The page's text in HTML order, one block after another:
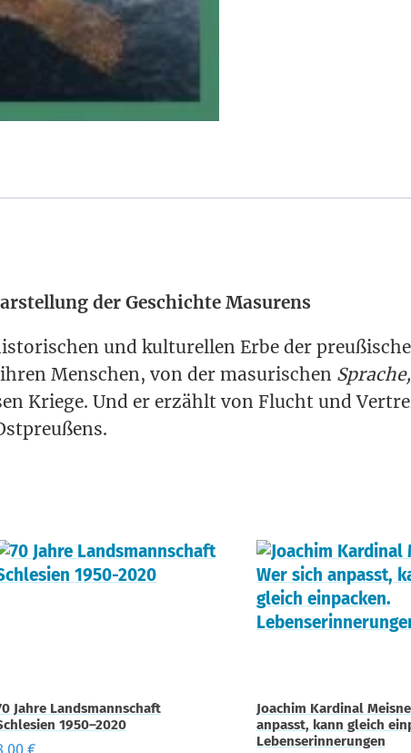
der Geschich­te Masurens
und kul­tu­rel­len Erbe der
Men­schen, von der masu­ri­schen Spra­che,
Krie­ge. Und er erzählt von Flucht und
Jahre Landsmannschaft
1950–2020
Joachim Kardinal
anpasst, kann gleich
Lebenserinnerungen